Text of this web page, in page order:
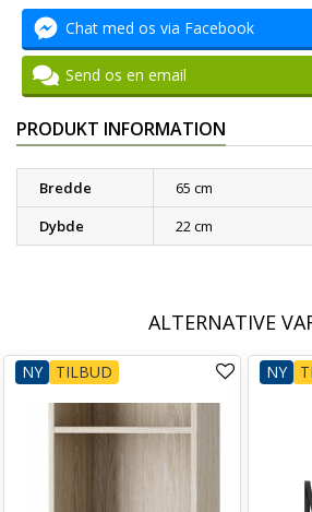
Chat med os via Facebook
Send os en email
PRODUKT INFORMATION
Bredde
65 cm
Dybde
22 cm
ALTERNATIVE
NY TILBUD NY